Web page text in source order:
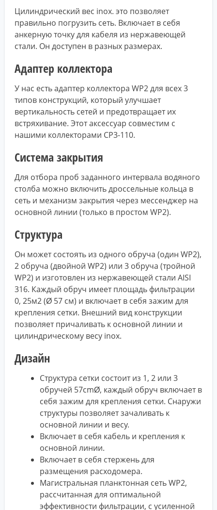
Цилиндрический вес inox. это позволяет
правильно погрузить сеть. Включает в себя
анкерную точку для кабеля из нержавеющей
стали. Он доступен в разных размерах.
Адаптер коллектора
У нас есть адаптер коллектора WP2 для всех 3
типов конструкций, который улучшает
вертикальность сетей и предотвращает их
встряхивание. Этот аксессуар совместим с
нашими коллекторами CP3-110.
Система закрытия
Для отбора проб заданного интервала водяного
столба можно включить дроссельные кольца в
сеть и механизм закрытия через мессенджер на
основной линии (только в простом WP2).
Структура
Он может состоять из одного обруча (один WP2),
2 обруча (двойной WP2) или 3 обруча (тройной
WP2) и изготовлен из нержавеющей стали AISI
316. Каждый обруч имеет площадь фильтрации
0, 25м2 (Ø 57 см) и включает в себя зажим для
крепления сетки. Внешний вид конструкции
позволяет причаливать к основной линии и
цилиндрическому весу inox.
Дизайн
Структура сетки состоит из 1, 2 или 3
обручей 57cmØ, каждый обруч включает в
себя зажим для крепления сетки. Снаружи
структуры позволяет зачаливать к
основной линии и весу.
Включает в себя кабель и крепления к
основной линии.
Включает в себя стержень для
размещения расходомера.
Магистральная планктонная сеть WP2,
рассчитанная для оптимальной
эффективности фильтрации, с усиленной